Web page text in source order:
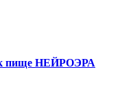
к пище НЕЙРОЭРА